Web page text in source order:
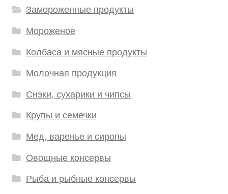
Замороженные продукты
Мороженое
Колбаса и мясные продукты
Молочная продукция
Снэки, сухарики и чипсы
Крупы и семечки
Мед, варенье и сиропы
Овощные консервы
Рыба и рыбные консервы